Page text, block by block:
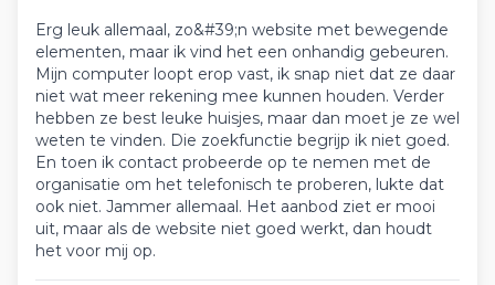
Erg leuk allemaal, zo&#39;n website met bewegende
elementen, maar ik vind het een onhandig gebeuren.
Mijn computer loopt erop vast, ik snap niet dat ze daar
niet wat meer rekening mee kunnen houden. Verder
hebben ze best leuke huisjes, maar dan moet je ze wel
weten te vinden. Die zoekfunctie begrijp ik niet goed.
En toen ik contact probeerde op te nemen met de
organisatie om het telefonisch te proberen, lukte dat
ook niet. Jammer allemaal. Het aanbod ziet er mooi
uit, maar als de website niet goed werkt, dan houdt
het voor mij op.